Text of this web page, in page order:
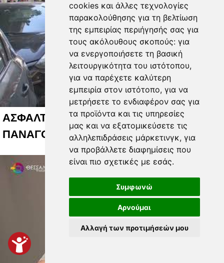
cookies και άλλες τεχνολογίες
παρακολούθησης για τη βελτίωση
της εμπειρίας περιήγησής σας για
τους ακόλουθους σκοπούς: για
να ενεργοποιήσετε τη βασική
λειτουργικότητα του ιστότοπου,
για να παρέχετε καλύτερη
εμπειρία στον ιστότοπο, για να
μετρήσετε το ενδιαφέρον σας για
τα προϊόντα και τις υπηρεσίες
μας και να εξατομικεύσετε τις
αλληλεπιδράσεις μάρκετινγκ, για
να προβάλλετε διαφημίσεις που
είναι πιο σχετικές με εσάς.
Συμφωνώ
Αρνούμαι
Αλλαγή των προτιμήσεών μου
ΑΣΦΑΛΤΟΣΤΡΩΘΗΚΕ Η ΟΔΟΣ
ΠΑΝΑΓΟΥΛΗ 04 08 2026